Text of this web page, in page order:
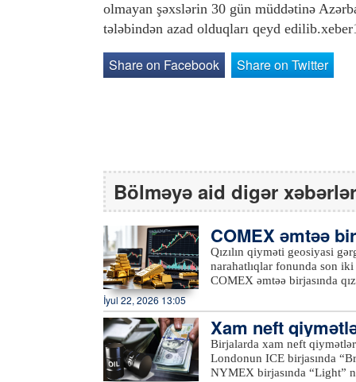
olmayan şəxslərin 30 gün müddətinə
tələbindən azad olduqları qeyd
Share on Facebook Share on Twitter
Bölməyə aid digər xəbərlər
COMEX əmtəə
məti 4114 dollara
Qızılın qiyməti geosiyasi
narahatlıqlar fonunda son
COMEX əmtəə birjasında
fikrincə, investorlar ABŞ
dərəcəsi ilə bağlı ipuçları
Morgan” bankının
proqnozlaşdırıldığı qədər
4300 dollar, dördüncü rübdə
İyul 22, 2026 13:05
Xam neft
yaxınlaşır
Birjalarda xam neft
Londonun ICE birjasında
NYMEX birjasında “Light”